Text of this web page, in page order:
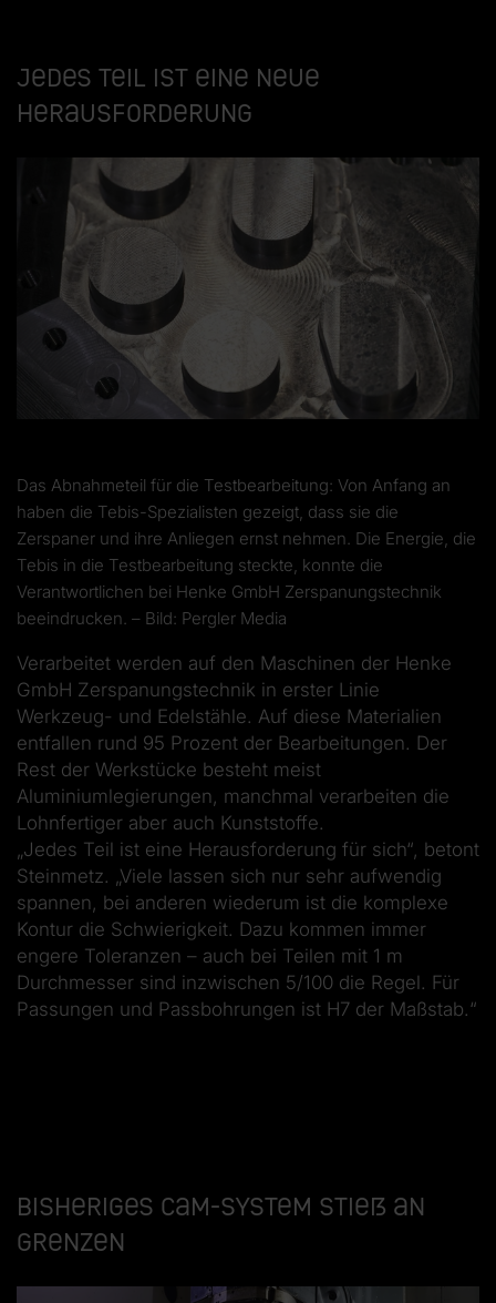
Jedes Teil ist eine neue
Herausforderung
Das Abnahmeteil für die Testbearbeitung: Von Anfang an
haben die Tebis-Spezialisten gezeigt, dass sie die
Zerspaner und ihre Anliegen ernst nehmen. Die Energie, die
Tebis in die Testbearbeitung steckte, konnte die
Verantwortlichen bei Henke GmbH Zerspanungstechnik
beeindrucken. – Bild: Pergler Media
Verarbeitet werden auf den Maschinen der Henke
GmbH Zerspanungstechnik in erster Linie
Werkzeug- und Edelstähle. Auf diese Materialien
entfallen rund 95 Prozent der Bearbeitungen. Der
Rest der Werkstücke besteht meist
Aluminiumlegierungen, manchmal verarbeiten die
Lohnfertiger aber auch Kunststoffe.
„Jedes Teil ist eine Herausforderung für sich“, betont
Steinmetz. „Viele lassen sich nur sehr aufwendig
spannen, bei anderen wiederum ist die komplexe
Kontur die Schwierigkeit. Dazu kommen immer
engere Toleranzen – auch bei Teilen mit 1 m
Durchmesser sind inzwischen 5/100 die Regel. Für
Passungen und Passbohrungen ist H7 der Maßstab.“
Bisheriges CAM-System stieß an
Grenzen